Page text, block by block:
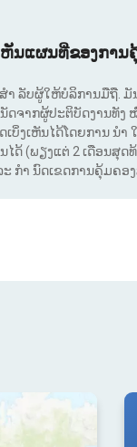
ຫັນແຜນທີ່ຂອງການ
ລັບຜູ້ໃຫ້ບໍລິການມືຖື.
ຈາກຜູ້ປະຕິບັດງານທັງ
ເຫັນໄດ້ໂດຍການ ນຳ
ໄດ້ (ພຽງແຕ່ 2 ເດືອນສຸ
ກຳ ນົດເຂດການຄຸ້ມຄອ